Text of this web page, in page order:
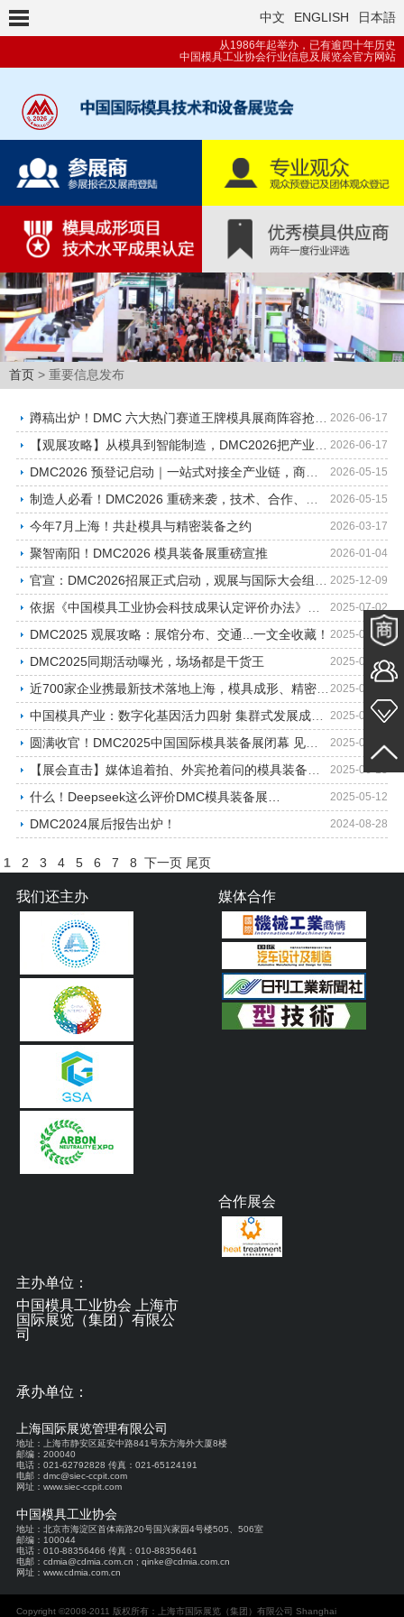
中文 ENGLISH 日本語
从1986年起举办，已有逾四十年历史
中国模具工业协会行业信息及展览会官方网站
首页 > 重要信息发布
2026-06-17
蹲稿出炉！DMC 六大热门赛道王牌模具展商阵容抢先曝光
2026-06-17
【观展攻略】从模具到智能制造，DMC2026把产业机会搬到上海虹桥
2026-05-15
DMC2026 预登记启动｜一站式对接全产业链，商机先人一步
2026-05-15
制造人必看！DMC2026 重磅来袭，技术、合作、订单一步到位！
2026-03-17
今年7月上海！共赴模具与精密装备之约
2026-01-04
聚智南阳！DMC2026 模具装备展重磅宣推
2025-12-09
官宣：DMC2026招展正式启动，观展与国际大会组织工作同步全面推进！
2025-07-02
依据《中国模具工业协会科技成果认定评价办法》（2024版），2023-2025年度“精模奖”项目科技…
2025-06-19
DMC2025 观展攻略：展馆分布、交通...一文全收藏！
2025-06-19
DMC2025同期活动曝光，场场都是干货王
2025-06-19
近700家企业携最新技术落地上海，模具成形、精密加工一次打卡
2025-06-19
中国模具产业：数字化基因活力四射 集群式发展成果显着
2025-06-13
圆满收官！DMC2025中国国际模具装备展闭幕 见证产业新高度 产业链新宽度
2025-06-13
【展会直击】媒体追着拍、外宾抢着问的模具装备展！
2025-05-12
什么！Deepseek这么评价DMC模具装备展…
2024-08-28
DMC2024展后报告出炉！
1 2 3 4 5 6 7 8 下一页 尾页
媒体合作
我们还主办
合作展会
主办单位：
中国模具工业协会 上海市
国际展览（集团）有限公
司
承办单位：
上海国际展览管理有限公司
地址：上海市静安区延安中路841号东方海外大厦8楼
邮编：200040
电话：021-62792828 传真：021-65124191
电邮：dmc@siec-ccpit.com
网址：www.siec-ccpit.com
中国模具工业协会
地址：北京市海淀区首体南路20号国兴家园4号楼505、506室
邮编：100044
电话：010-88356466 传真：010-88356461
电邮：cdmia@cdmia.com.cn ; qinke@cdmia.com.cn
网址：www.cdmia.com.cn
Copyright ©2008-2011 版权所有：上海市国际展览（集团）有限公司 Shanghai